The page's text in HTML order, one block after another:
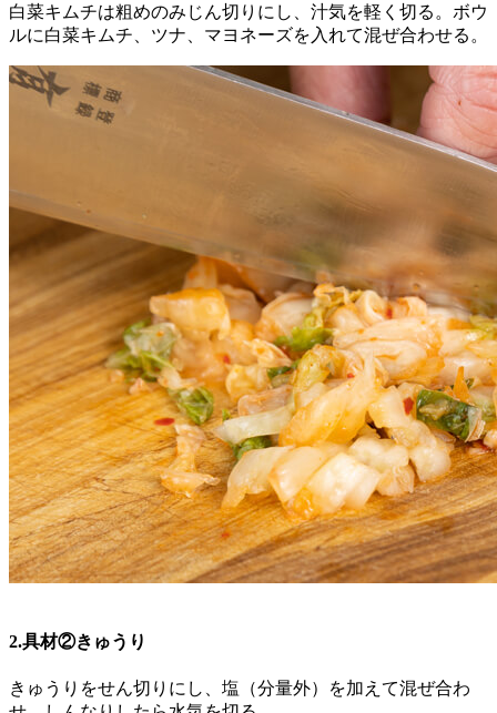
白菜キムチは粗めのみじん切りにし、汁気を軽く切る。ボウ
ルに白菜キムチ、ツナ、マヨネーズを入れて混ぜ合わせる。
2.具材②きゅうり
きゅうりをせん切りにし、塩（分量外）を加えて混ぜ合わ